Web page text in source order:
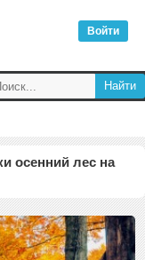
Войти
осенний лес на